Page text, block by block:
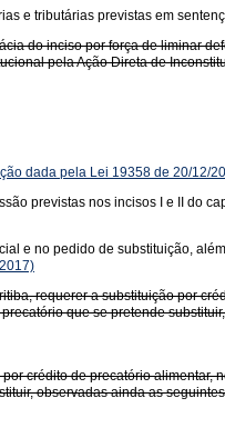
e tributárias previstas em
do inciso por força de liminar
pela Ação Direta de
dada pela Lei 19358 de 20/12/
previstas nos incisos I e II do
e no pedido de substituição,
requerer a substituição por
que se pretende
crédito de precatório alimentar,
observadas ainda as